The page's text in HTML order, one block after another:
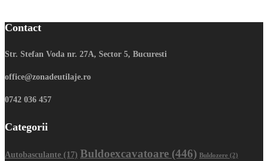
Contact
Str. Stefan Voda nr. 27A, Sector 5, Bucuresti
office@zonadeutilaje.ro
0742 036 457
Categorii
Autobasculante (17) Buldoexcavatoare (446) Buldozere (2)